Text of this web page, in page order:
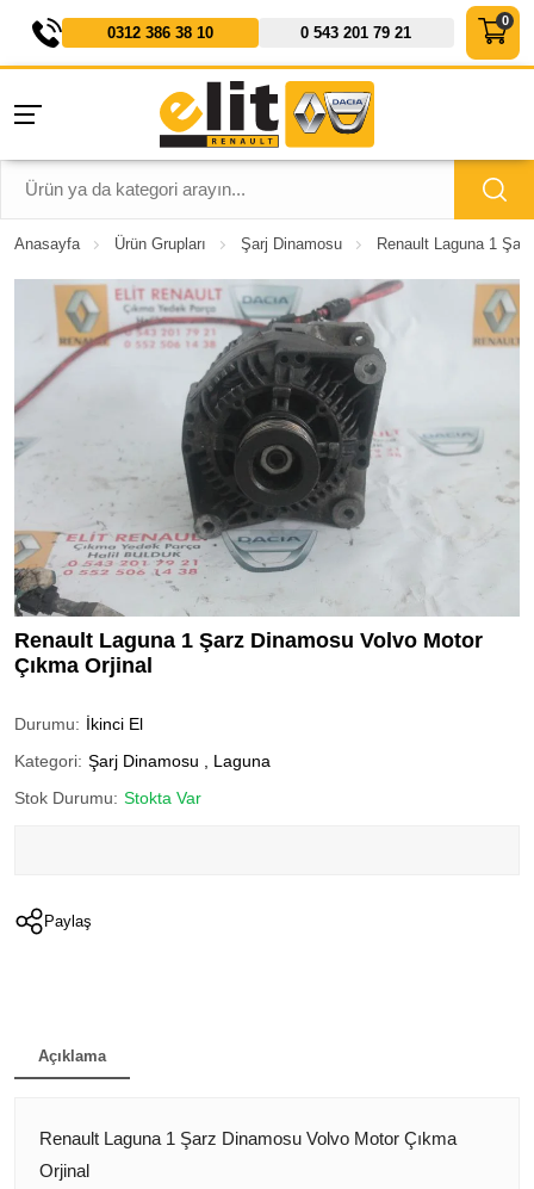
0312 386 38 10 0 543 201 79 21
Anasayfa Ürün Grupları Şarj Dinamosu Renault Laguna 1
Renault Laguna 1 Şarz Dinamosu Volvo Motor
Çıkma Orjinal
Durumu: İkinci El
Kategori: Şarj Dinamosu
Laguna
Stok Durumu: Stokta Var
Paylaş
Açıklama
Renault Laguna 1 Şarz Dinamosu Volvo Motor Çıkma
Orjinal